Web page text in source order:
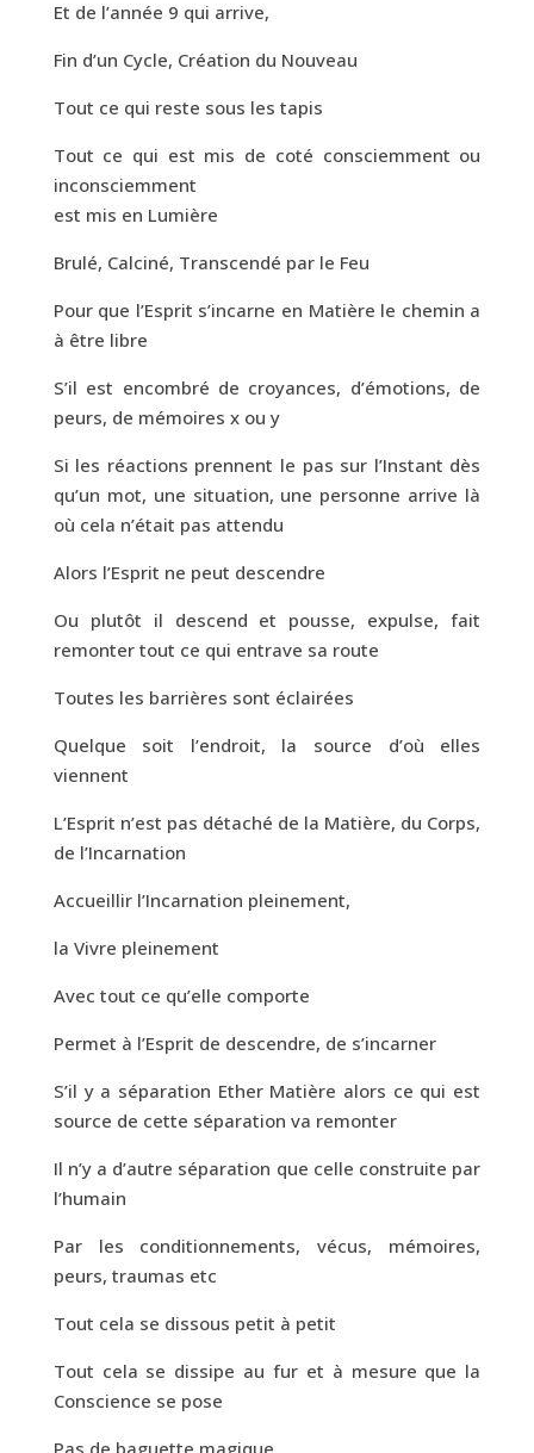
Et de l’année 9 qui arrive,
Fin d’un Cycle, Création du Nouveau
Tout ce qui reste sous les tapis
Tout ce qui est mis de coté consciemment ou
inconsciemment
est mis en Lumière
Brulé, Calciné, Transcendé par le Feu
Pour que l’Esprit s’incarne en Matière le chemin a
à être libre
S’il est encombré de croyances, d’émotions, de
peurs, de mémoires x ou y
Si les réactions prennent le pas sur l’Instant dès
qu’un mot, une situation, une personne arrive là
où cela n’était pas attendu
Alors l’Esprit ne peut descendre
Ou plutôt il descend et pousse, expulse, fait
remonter tout ce qui entrave sa route
Toutes les barrières sont éclairées
Quelque soit l’endroit, la source d’où elles
viennent
L’Esprit n’est pas détaché de la Matière, du Corps,
de l’Incarnation
Accueillir l’Incarnation pleinement,
la Vivre pleinement
Avec tout ce qu’elle comporte
Permet à l’Esprit de descendre, de s’incarner
S’il y a séparation Ether Matière alors ce qui est
source de cette séparation va remonter
Il n’y a d’autre séparation que celle construite par
l’humain
Par les conditionnements, vécus, mémoires,
peurs, traumas etc
Tout cela se dissous petit à petit
Tout cela se dissipe au fur et à mesure que la
Conscience se pose
Pas de baguette magique